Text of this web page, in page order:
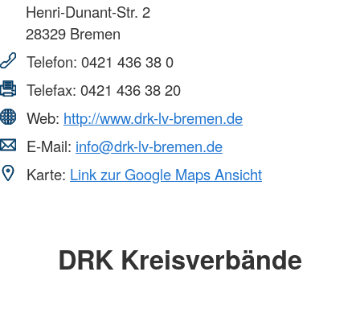
Henri-Dunant-Str. 2
28329 Bremen
Telefon: 0421 436 38 0
Telefax: 0421 436 38 20
Web: http://www.drk-lv-bremen.de
E-Mail: info@drk-lv-bremen.de
Karte: Link zur Google Maps Ansicht
DRK Kreisverbände